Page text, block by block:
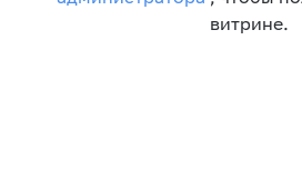
витрине.